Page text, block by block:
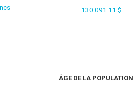
130 091.11 $
ÂGE DE LA POPULATION